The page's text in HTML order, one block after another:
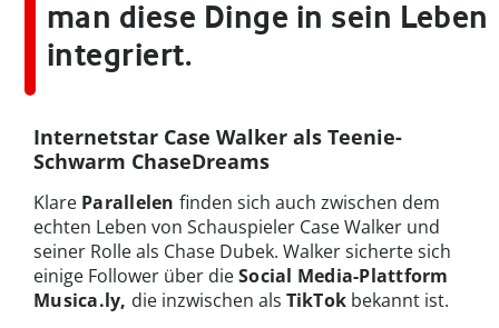
man diese Dinge in sein Leben
integriert.
Internetstar Case Walker als Teenie-
Schwarm ChaseDreams
Klare Parallelen finden sich auch zwischen dem
echten Leben von Schauspieler Case Walker und
seiner Rolle als Chase Dubek. Walker sicherte sich
einige Follower über dieSocial Media-Plattform
Musica.ly, die inzwischen als TikTok bekannt ist.